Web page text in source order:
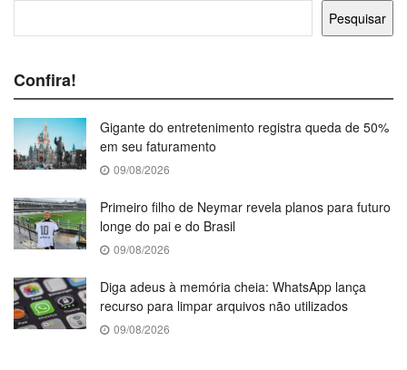
Pesquisar
Confira!
Gigante do entretenimento registra queda de 50%
em seu faturamento
09/08/2026
Primeiro filho de Neymar revela planos para futuro
longe do pai e do Brasil
09/08/2026
Diga adeus à memória cheia: WhatsApp lança
recurso para limpar arquivos não utilizados
09/08/2026